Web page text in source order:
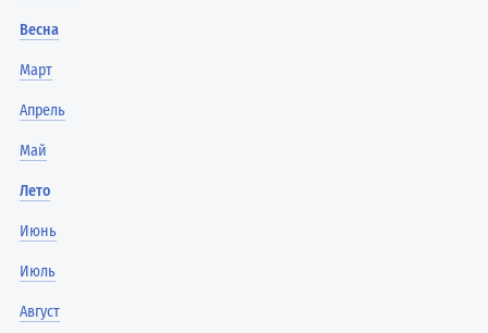
Весна
Март
Апрель
Май
Лето
Июнь
Июль
Август